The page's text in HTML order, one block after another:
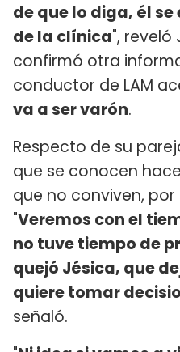
de que lo diga, él
de la clínica", reveló
confirmó otra
conductor de LAM
va a ser varón.
Respecto de su
que se conocen
que no conviven,
"Veremos con el
no tuve tiempo de
quejó Jésica, que
quiere tomar
señaló.